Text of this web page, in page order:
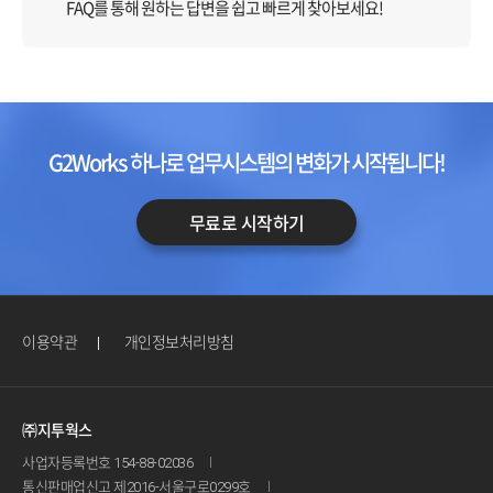
FAQ를 통해 원하는 답변을쉽고 빠르게 찾아보세요!
G2Works 하나로 업무시스템의 변화가 시작됩니다!
무료로 시작하기
이용약관 개인정보처리방침
㈜지투웍스
사업자등록번호 154-88-02036
통신판매업신고 제2016-서울구로0299호